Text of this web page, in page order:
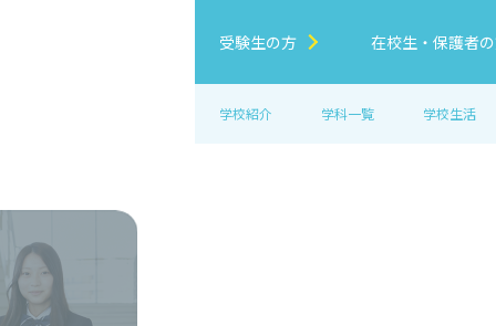
受験生の方 在校生・保護者
学校紹介 学科一覧 学校生活